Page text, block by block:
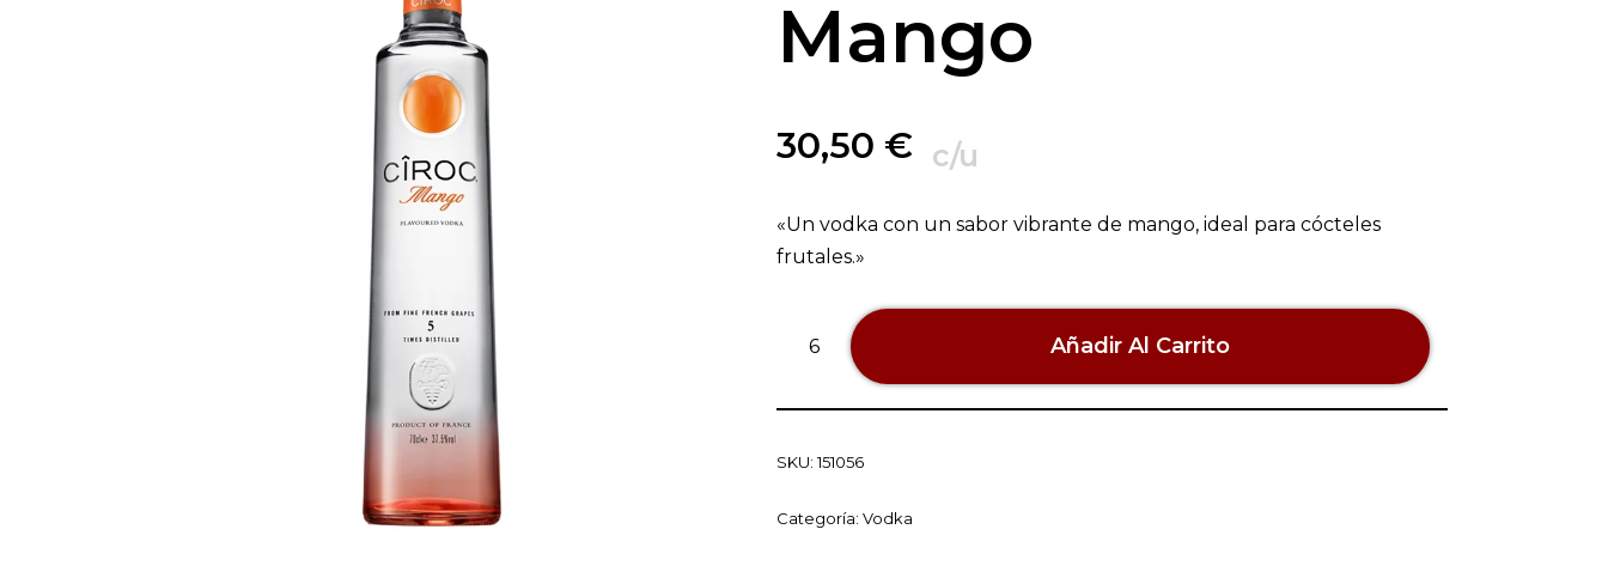
Mango
30,50 € c/u
«Un vodka con un sabor vibrante de mango, ideal para cócteles
frutales.»
Añadir Al Carrito
SKU: 151056
Categoría: Vodka